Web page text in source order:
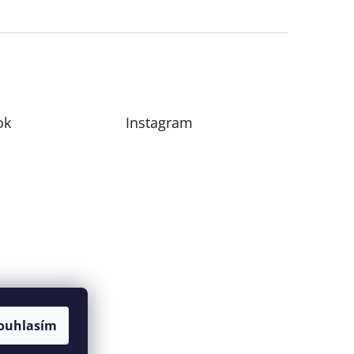
Instagram